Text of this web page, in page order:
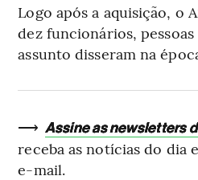
Logo após a aquisição, o
dez funcionários,
assunto disseram na
⟶ Assine as newsletters
receba as notícias do dia
e-mail.